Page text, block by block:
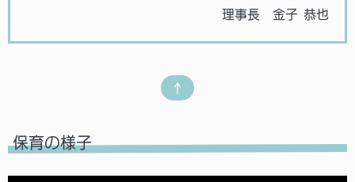
理事長 金子 恭也
↑
保育の様子